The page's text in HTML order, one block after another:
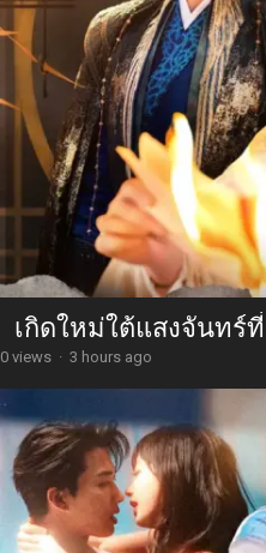
เกิดใหม่ใต้แสงจันทร์
0 views · 3 hours ago